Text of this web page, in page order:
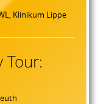
Klinikum Lippe
Tour: